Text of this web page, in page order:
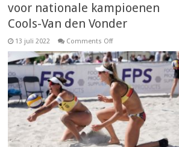
voor nationale kampioenen
Cools-Van den Vonder
13 juli 2022 Comments Offon
–
Nieuwe
overwinning
voor
nationale
kampioenen
Cools-
Van
den
Vonder